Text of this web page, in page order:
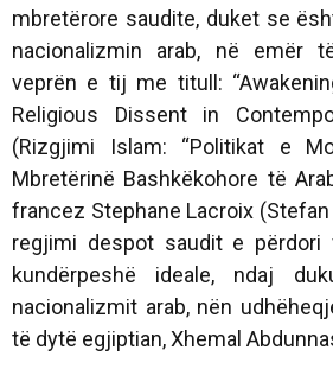
mbretërore saudite, duket se
nacionalizmin arab, në emër
veprën e tij me titull:
Religious Dissent in
(Rizgjimi Islam: “Politikat e
Mbretërinë Bashkëkohore të
francez Stephane Lacroix
regjimi despot saudit e
kundërpeshë ideale, ndaj
nacionalizmit arab, nën
të dytë egjiptian, Xhemal